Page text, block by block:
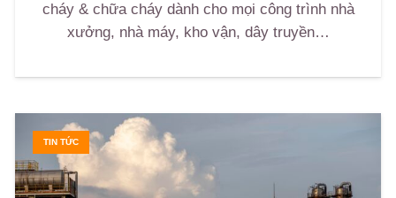
cháy & chữa cháy dành cho mọi công trình nhà
xưởng, nhà máy, kho vận, dây truyền…
TIN TỨC